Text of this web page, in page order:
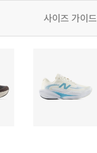
사이즈 가이드